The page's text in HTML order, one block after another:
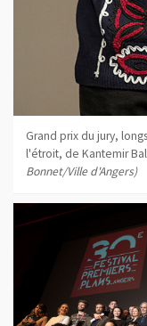
Grand prix du jury,
l'étroit, de Kantemir
Bonnet/Ville d'Angers)